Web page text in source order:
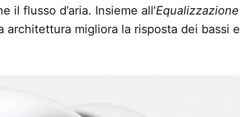
il flusso d’aria. Insieme all’Equalizzazione
architettura migliora la risposta dei bassi e